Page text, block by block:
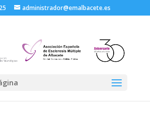
administrador@emalbacete.es